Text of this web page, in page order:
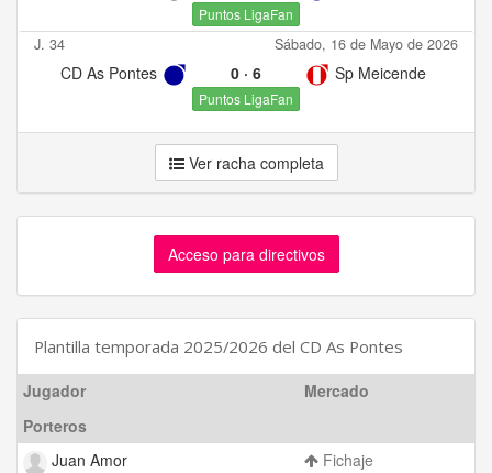
Puntos LigaFan
J. 34 Sábado, 16 de Mayo de 2026
CD As Pontes 0· 6 Sp Meicende
Puntos LigaFan
Ver racha completa
Acceso para directivos
Plantilla temporada 2025/2026 del CD As Pontes
Jugador
Mercado
Porteros
Juan Amor
Fichaje